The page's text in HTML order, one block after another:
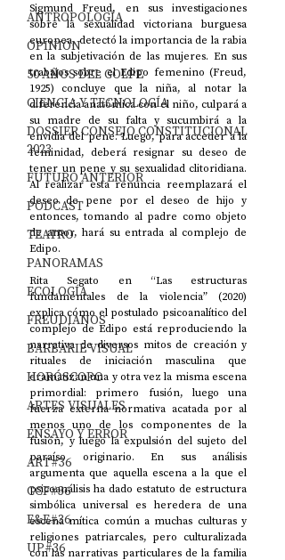
ANTROPOLOGÍA
OPINIÓN
50 AÑOS DEL GOLPE
CIENCIA Y TECNOLOGÍA
DOSSIER CONSEJO CONSTITUCIONAL
2023
FUTURO ANTERIOR
PODCAST
TEATRO
PANORAMAS
ECOLOGÍA
FREUDIANOS
BARBARIE VISUAL
HORÓSCOPO
ARTES VISUALES
ENSAYO Y ERROR
ART#36
CCF#36
E&E#36
UP#36
Sigmund Freud, en sus investigaciones
sobre la sexualidad victoriana burguesa
europea, detectó la importancia de la rabia
en la subjetivación de las mujeres. En sus
trabajos sobre el Edipo femenino (Freud,
1925) concluye que la niña, al notar la
diferencia anatómica con el niño, culpará a
su madre de su falta y sucumbirá a la
envidia del pene. Luego, para acceder a la
feminidad, deberá resignar su deseo de
tener un pene y su sexualidad clitoridiana.
Al realizar esta renuncia reemplazará el
deseo de pene por el deseo de hijo y
entonces, tomando al padre como objeto
de amor, hará su entrada al complejo de
Edipo.
Rita Segato en “Las estructuras
fundamentales de la violencia” (2020)
explica cómo el postulado psicoanalítico del
complejo de Edipo está reproduciendo la
narrativa de diversos mitos de creación y
rituales de iniciación masculina que
dramatizan una y otra vez la misma escena
primordial: primero fusión, luego una
fuerza externa normativa acatada por al
menos uno de los componentes de la
fusión, y luego la expulsión del sujeto del
paraíso originario. En sus análisis
argumenta que aquella escena a la que el
psicoanálisis ha dado estatuto de estructura
simbólica universal es heredera de una
escena mítica común a muchas culturas y
religiones patriarcales, pero culturalizada
con las narrativas particulares de la familia